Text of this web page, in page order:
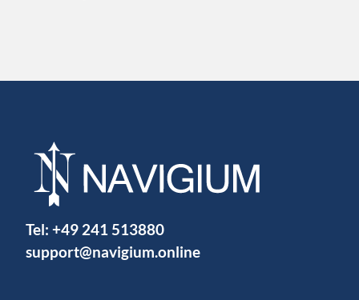
Tel: +49 241 513880
support@navigium.online